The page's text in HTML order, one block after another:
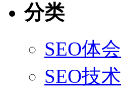
分类
SEO体会
SEO技术